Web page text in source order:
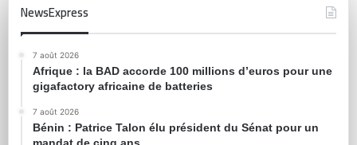
NewsExpress
7 août 2026
Afrique : la BAD accorde 100 millions d’euros pour une
gigafactory africaine de batteries
7 août 2026
Bénin : Patrice Talon élu président du Sénat pour un